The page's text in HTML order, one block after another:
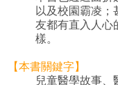
以及校園霸凌
友都有直入人心
樣。
【本書關鍵字】
兒童醫學故事